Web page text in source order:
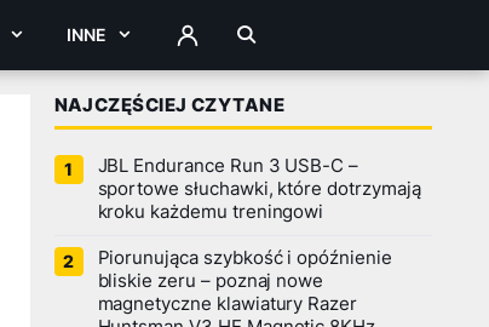
INNE ZALOGUJ
NAJCZĘŚCIEJ CZYTANE
JBL Endurance Run 3 USB-C –
sportowe słuchawki, które dotrzymają
kroku każdemu treningowi
Piorunująca szybkość i opóźnienie
bliskie zeru – poznaj nowe
magnetyczne klawiatury Razer